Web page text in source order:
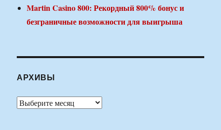
Martin Casino 800: Рекордный 800% бонус и
безграничные возможности для выигрыша
АРХИВЫ
Архивы